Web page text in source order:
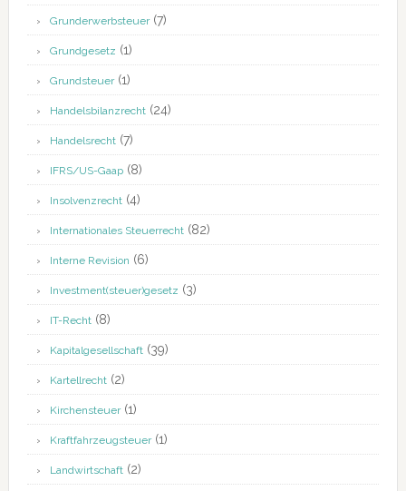
Grunderwerbsteuer(7)
Grundgesetz (1)
Grundsteuer(1)
Handelsbilanzrecht(24)
Handelsrecht(7)
IFRS/US-Gaap(8)
Insolvenzrecht(4)
Internationales Steuerrecht(82)
Interne Revision (6)
Investment(steuer)gesetz (3)
IT-Recht(8)
Kapitalgesellschaft(39)
Kartellrecht(2)
Kirchensteuer(1)
Kraftfahrzeugsteuer(1)
Landwirtschaft(2)